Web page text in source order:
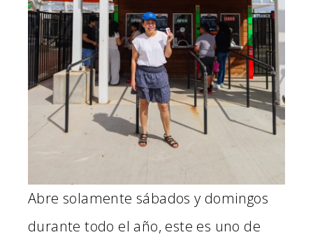
Abre solamente sábados y domingos
durante todo el año, este es uno de